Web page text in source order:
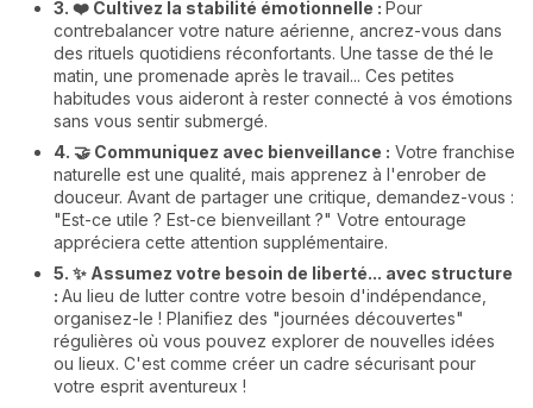
3. ❤️ Cultivez la stabilité émotionnelle : Pour
contrebalancer votre nature aérienne, ancrez-vous dans
des rituels quotidiens réconfortants. Une tasse de thé le
matin, une promenade après le travail... Ces petites
habitudes vous aideront à rester connecté à vos émotions
sans vous sentir submergé.
4. 🤝 Communiquez avec bienveillance : Votre franchise
naturelle est une qualité, mais apprenez à l'enrober de
douceur. Avant de partager une critique, demandez-vous :
"Est-ce utile ? Est-ce bienveillant ?" Votre entourage
appréciera cette attention supplémentaire.
5. ✨ Assumez votre besoin de liberté... avec structure
: Au lieu de lutter contre votre besoin d'indépendance,
organisez-le ! Planifiez des "journées découvertes"
régulières où vous pouvez explorer de nouvelles idées
ou lieux. C'est comme créer un cadre sécurisant pour
votre esprit aventureux !